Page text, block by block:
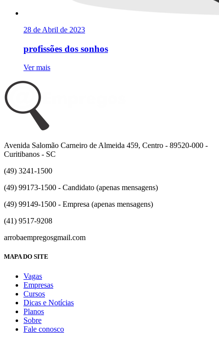
28 de Abril de 2023
profissões dos sonhos
Ver mais
Avenida Salomão Carneiro de Almeida 459, Centro - 89520-000 -
Curitibanos - SC
(49) 3241-1500
(49) 99173-1500 - Candidato (apenas mensagens)
(49) 99149-1500 - Empresa (apenas mensagens)
(41) 9517-9208
arrobaempregosgmail.com
MAPA DO SITE
Vagas
Empresas
Cursos
Dicas e Notícias
Planos
Sobre
Fale conosco